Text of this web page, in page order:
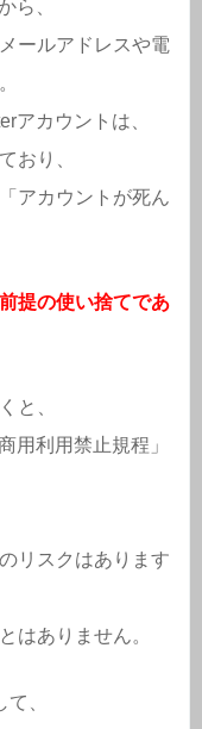
ら、
ールアドレスや電
アカウントは、
おり、
アカウントが死ん
提の使い捨てであ
と、
用利用禁止規程」
リスクはあります
はありません。
、